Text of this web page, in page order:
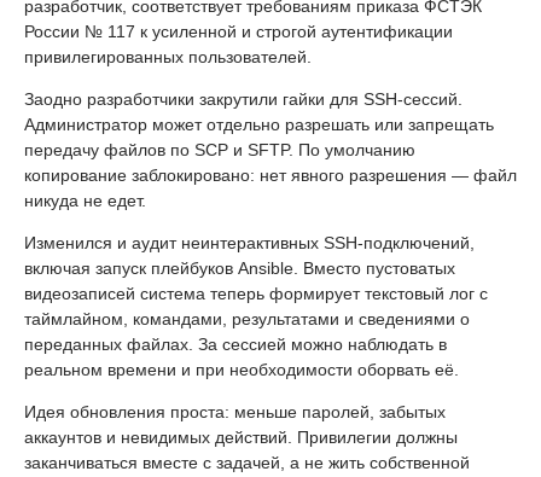
разработчик, соответствует требованиям приказа ФСТЭК
России № 117 к усиленной и строгой аутентификации
привилегированных пользователей.
Заодно разработчики закрутили гайки для SSH-сессий.
Администратор может отдельно разрешать или запрещать
передачу файлов по SCP и SFTP. По умолчанию
копирование заблокировано: нет явного разрешения — файл
никуда не едет.
Изменился и аудит неинтерактивных SSH-подключений,
включая запуск плейбуков Ansible. Вместо пустоватых
видеозаписей система теперь формирует текстовый лог с
таймлайном, командами, результатами и сведениями о
переданных файлах. За сессией можно наблюдать в
реальном времени и при необходимости оборвать её.
Идея обновления проста: меньше паролей, забытых
аккаунтов и невидимых действий. Привилегии должны
заканчиваться вместе с задачей, а не жить собственной